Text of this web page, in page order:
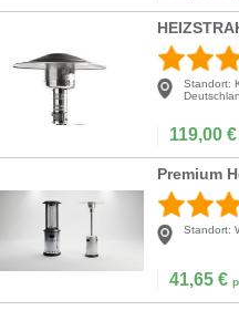
Standort:
119,00 €
Standort:
41,65 €